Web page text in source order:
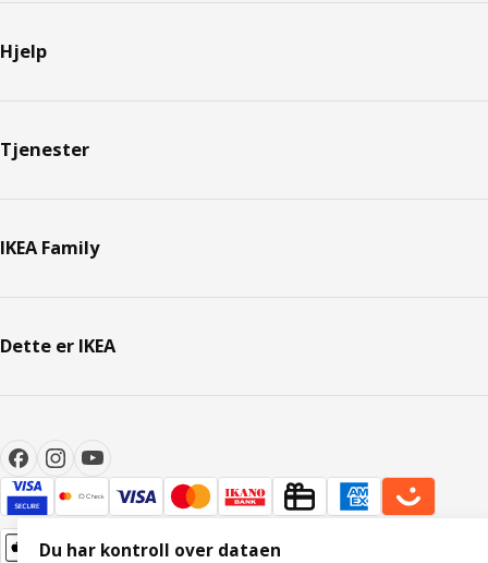
Hjelp
Tjenester
IKEA Family
Dette er IKEA
Du har kontroll over dataen